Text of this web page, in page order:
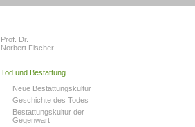
Prof. Dr.
Norbert Fischer
Tod und Bestattung
Neue Bestattungskultur
Geschichte des Todes
Bestattungskultur der
Gegenwart